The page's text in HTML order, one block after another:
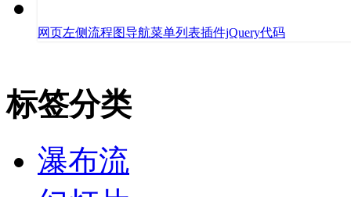
网页左侧流程图导航菜单列表插件jQuery代码
标签分类
瀑布流